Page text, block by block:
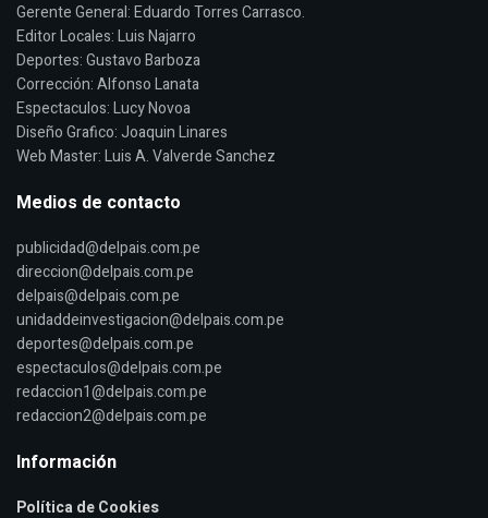
Gerente General: Eduardo Torres Carrasco.
Editor Locales: Luis Najarro
Deportes: Gustavo Barboza
Corrección: Alfonso Lanata
Espectaculos: Lucy Novoa
Diseño Grafico: Joaquin Linares
Web Master: Luis A. Valverde Sanchez
Medios de contacto
publicidad@delpais.com.pe
direccion@delpais.com.pe
delpais@delpais.com.pe
unidaddeinvestigacion@delpais.com.pe
deportes@delpais.com.pe
espectaculos@delpais.com.pe
redaccion1@delpais.com.pe
redaccion2@delpais.com.pe
Información
Política de Cookies